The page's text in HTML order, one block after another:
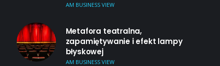
AM BUSINESS VIEW
Metafora teatralna,
zapamiętywanie i efekt lampy
błyskowej
AM BUSINESS VIEW